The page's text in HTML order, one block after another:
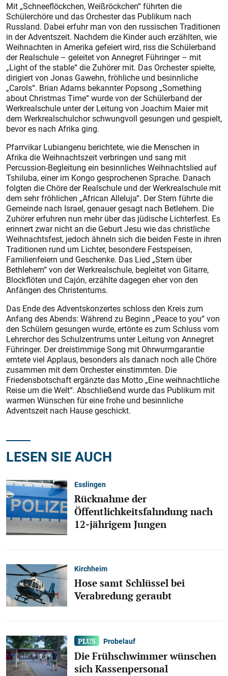
Mit „Schneeflöckchen, Weißröckchen“ führten die
Schülerchöre und das Orchester das Publikum nach
Russland. Dabei erfuhr man von den russischen Traditionen
in der Adventszeit. Nachdem die Kinder auch erzählten, wie
Weihnachten in Amerika gefeiert wird, riss die Schülerband
der Realschule – geleitet von Annegret Führinger – mit
„Light of the stable“ die Zuhörer mit. Das Orchester spielte,
dirigiert von Jonas Gawehn, fröhliche und besinnliche
„Carols“. Brian Adams bekannter Popsong „Something
about Christmas Time“ wurde von der Schülerband der
Werkrealschule un­ter der Leitung von Joachim Maier mit
dem Werkrealschulchor schwung­voll gesungen und gespielt,
bevor es nach Afrika ging.
Pfarrvikar Lubiangenu berichtete, wie die Menschen in
Afrika die Weihnachtszeit verbringen und sang mit
Percussion-Begleitung ein besinnliches Weihnachtslied auf
Tshiluba, einer im Kongo gesprochenen Sprache. Danach
folgten die Chöre der Realschule und der Werkrealschule mit
dem sehr fröhlichen „African Alleluja“. Der Stern führte die
Gemeinde nach Israel, genauer gesagt nach Betlehem. Die
Zuhörer erfuhren nun mehr über das jüdische Lichterfest. Es
erinnert zwar nicht an die Geburt Jesu wie das christliche
Weihnachtsfest, jedoch ähneln sich die beiden Feste in ihren
Traditionen rund um Lichter, besondere Festspeisen,
Familienfeiern und Geschenke. Das Lied „Stern über
Bethlehem“ von der Werkrealschule, begleitet von Gitarre,
Blockflöten und Cajón, erzählte dagegen eher von den
Anfängen des Christentums.
Das Ende des Adventskonzertes schloss den Kreis zum
Anfang des Abends: Während zu Beginn „Peace to you“ von
den Schülern gesungen wurde, ertönte es zum Schluss vom
Lehrerchor des Schulzentrums unter Leitung von Annegret
Führinger. Der dreistimmige Song mit Ohrwurmgarantie
erntete viel Applaus, besonders als danach noch alle Chöre
zusammen mit dem Orchester einstimmten. Die
Friedensbotschaft ergänzte das Motto „Eine weihnachtliche
Reise um die Welt“. Abschließend wurde das Publikum mit
warmen Wünschen für eine frohe und besinnliche
Adventszeit nach Hause geschickt.
LESEN SIE AUCH
Esslingen
Rücknahme der
Öffentlichkeitsfahndung nach
12-jährigem Jungen
Kirchheim
Hose samt Schlüssel bei
Verabredung geraubt
Probelauf
Die Frühschwimmer wünschen
sich Kassenpersonal